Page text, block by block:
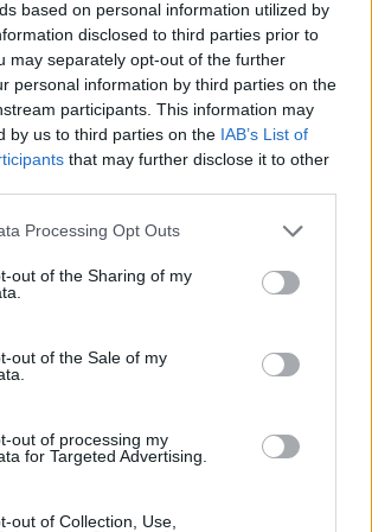
based on personal information utilized by
disclosed to third parties prior to
may separately opt-out of the further
personal information by third parties on the
participants. This information may
by us to third parties on the IAB’s List of
that may further disclose it to other
Processing Opt Outs
out of the Sharing of my
out of the Sale of my
out of processing my
for Targeted Advertising.
out of Collection, Use,
Ρήγας (ΠΑΣΟΚ) εστίασε τα πυρά
και στις καταγγελίες της κυρίας
περί «συγκάλυψης και
«ο ΣΥΡΙΖΑ είχε
την πορισματική του γνώμη. Είχε
από πριν ένα έργο με γκέστ σταρ την
προκειμένου να εκφράσει
Ά89 τότε που με συκοφαντίες
Ανδρέα Παπανδρέου έτσι και τώρα η
το πολιτικό μίσος για το
των Ανεξάρτητων Ελλήνων Βασίλης
τις ποινικές ευθύνες